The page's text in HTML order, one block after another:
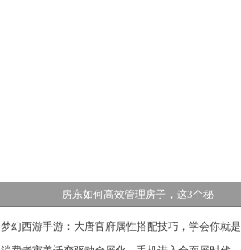
房东如何高效管理房子，这3个秘
梦幻西游手游：大唐官府属性搭配技巧，学会你就是